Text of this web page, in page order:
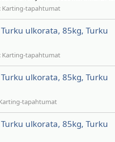
Karting-tapahtumat
ulkorata, 85kg, Turku
Karting-tapahtumat
ulkorata, 85kg, Turku
tapahtumat
ulkorata, 85kg, Turku